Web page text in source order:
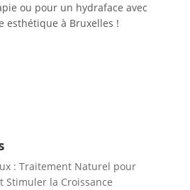
ou pour un hydraface avec
esthétique à Bruxelles !
: Traitement Naturel pour
Stimuler la Croissance